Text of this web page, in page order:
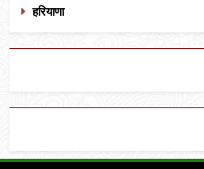
हरियाणा